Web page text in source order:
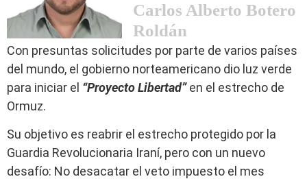
Carlos Alberto Botero
Roldán
Con presuntas solicitudes por parte de varios países
del mundo, el gobierno norteamericano dio luz verde
para iniciar el “Proyecto Libertad”en el estrecho de
Ormuz.
Su objetivo es reabrir el estrecho protegido por la
Guardia Revolucionaria Iraní, pero con un nuevo
desafío: No desacatar el veto impuesto el mes